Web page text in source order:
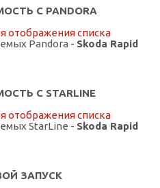
С PANDORA
отображения списка
Pandora - Skoda Rapid
С STARLINE
отображения списка
StarLine - Skoda Rapid
ЗАПУСК